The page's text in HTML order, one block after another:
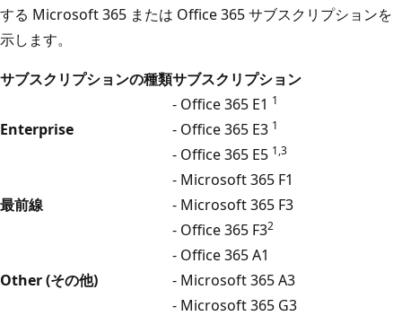
する Microsoft 365 または Office 365 サブスクリプションを
示します。
サブスクリプションの種類サブスクリプション
Enterprise
- Office 365 E1 1
- Office 365 E3 1
- Office 365 E5 1,3
最前線
- Microsoft 365 F1
- Microsoft 365 F3
- Office 365 F32
Other (その他)
- Office 365 A1
- Microsoft 365 A3
- Microsoft 365 G3